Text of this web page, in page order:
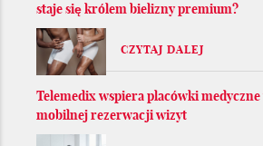
staje się królem bielizny premium?
CZYTAJ DALEJ
Telemedix wspiera placówki
mobilnej rezerwacji wizyt